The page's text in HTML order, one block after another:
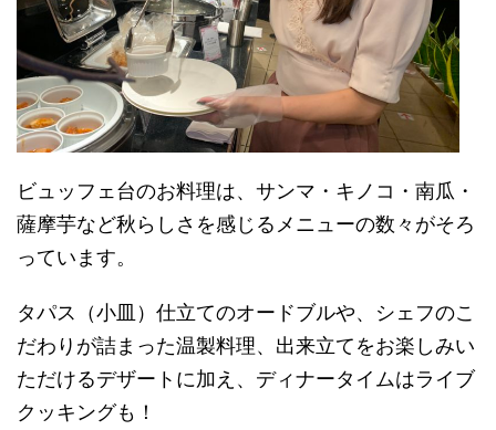
ビュッフェ台のお料理は、サンマ・キノコ・南瓜・
薩摩芋など秋らしさを感じるメニューの数々がそろ
っています。
タパス（小皿）仕立てのオードブルや、シェフのこ
だわりが詰まった温製料理、 出来立てをお楽しみい
ただけるデザートに加え、 ディナータイムはライブ
クッキングも！